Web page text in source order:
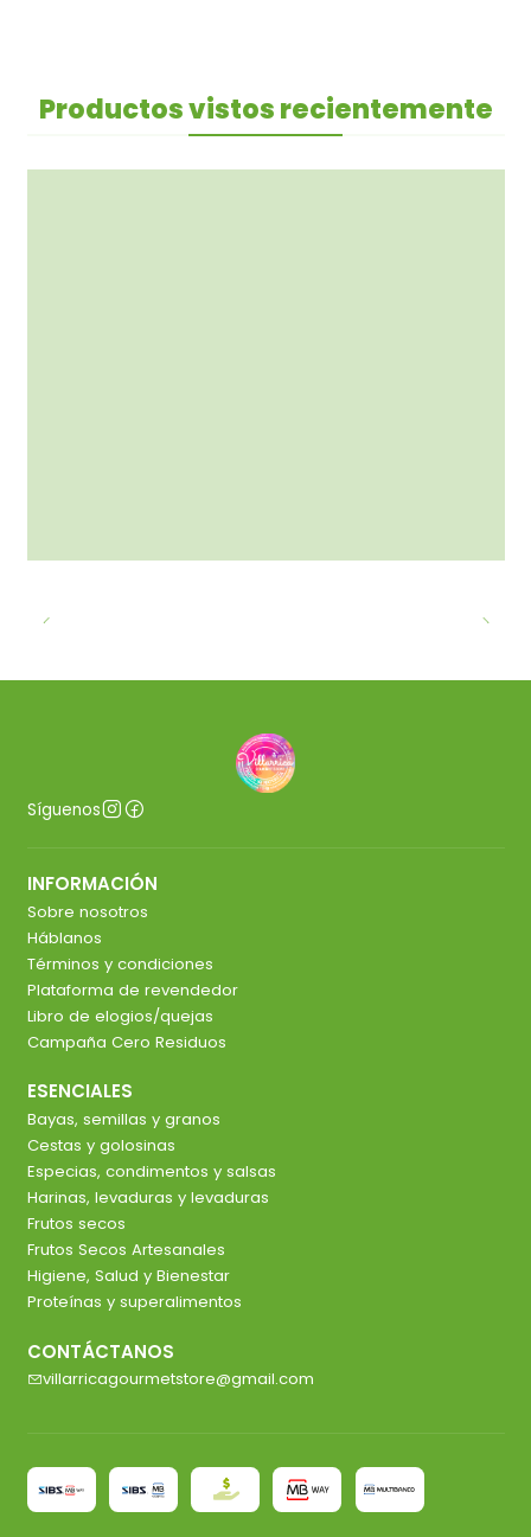
Productos vistos recientemente
Síguenos
INFORMACIÓN
Sobre nosotros
Háblanos
Términos y condiciones
Plataforma de revendedor
Libro de elogios/quejas
Campaña Cero Residuos
ESENCIALES
Bayas, semillas y granos
Cestas y golosinas
Especias, condimentos y salsas
Harinas, levaduras y levaduras
Frutos secos
Frutos Secos Artesanales
Higiene, Salud y Bienestar
Proteínas y superalimentos
CONTÁCTANOS
villarricagourmetstore@gmail.com